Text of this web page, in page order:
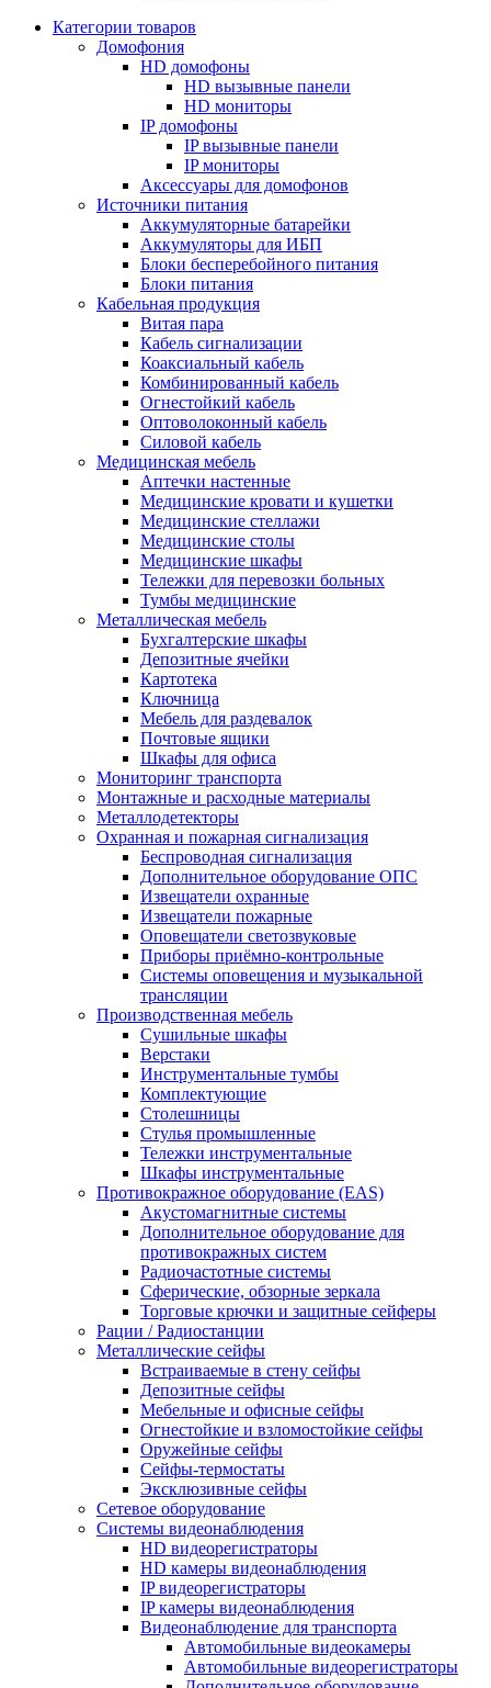
Категории товаров
Домофония
HD домофоны
HD вызывные панели
HD мониторы
IP домофоны
IP вызывные панели
IP мониторы
Аксессуары для домофонов
Источники питания
Аккумуляторные батарейки
Аккумуляторы для ИБП
Блоки бесперебойного питания
Блоки питания
Кабельная продукция
Витая пара
Кабель сигнализации
Коаксиальный кабель
Комбинированный кабель
Огнестойкий кабель
Оптоволоконный кабель
Силовой кабель
Медицинская мебель
Аптечки настенные
Медицинские кровати и кушетки
Медицинские стеллажи
Медицинские столы
Медицинские шкафы
Тележки для перевозки больных
Тумбы медицинские
Металлическая мебель
Бухгалтерские шкафы
Депозитные ячейки
Картотека
Ключница
Мебель для раздевалок
Почтовые ящики
Шкафы для офиса
Мониторинг транспорта
Монтажные и расходные материалы
Металлодетекторы
Охранная и пожарная сигнализация
Беспроводная сигнализация
Дополнительное оборудование ОПС
Извещатели охранные
Извещатели пожарные
Оповещатели светозвуковые
Приборы приёмно-контрольные
Системы оповещения и музыкальной
трансляции
Производственная мебель
Cушильные шкафы
Верстаки
Инструментальные тумбы
Комплектующие
Столешницы
Стулья промышленные
Тележки инструментальные
Шкафы инструментальные
Противокражное оборудование (EAS)
Акустомагнитные системы
Дополнительное оборудование для
противокражных систем
Радиочастотные системы
Сферические, обзорные зеркала
Торговые крючки и защитные сейферы
Рации / Радиостанции
Металлические сейфы
Встраиваемые в стену сейфы
Депозитные сейфы
Мебельные и офисные сейфы
Огнестойкие и взломостойкие сейфы
Оружейные сейфы
Сейфы-термостаты
Эксклюзивные сейфы
Сетевое оборудование
Системы видеонаблюдения
HD видеорегистраторы
HD камеры видеонаблюдения
IP видеорегистраторы
IP камеры видеонаблюдения
Видеонаблюдение для транспорта
Автомобильные видеокамеры
Автомобильные видеорегистраторы